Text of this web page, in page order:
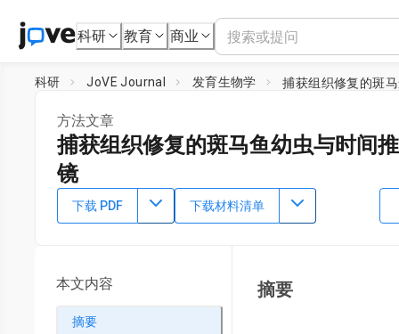
科研 教育 商业
科研 JoVE Journal 发育生物学 捕获组织修复的斑
方法文章
捕获组织修复的斑马鱼幼虫与时间
镜
DOI： 10.3791/52654 ⸱ 2015年1月31日
Thomas S. Lisse1,Elizabeth A. Brochu1,Sandra Rieger1
下载 PDF 下载材料清单
本文内容
摘要
摘要